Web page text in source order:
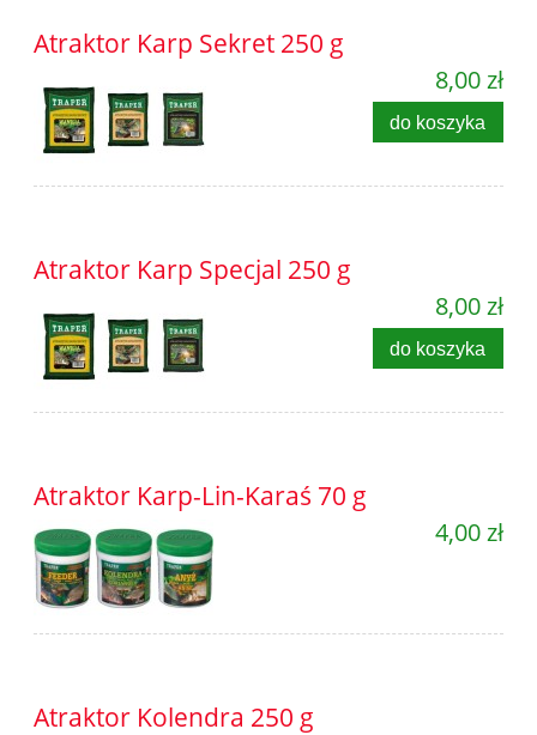
Atraktor Karp Sekret 250 g
8,00 zł
do koszyka
Atraktor Karp Specjal 250 g
8,00 zł
do koszyka
Atraktor Karp-Lin-Karaś 70 g
4,00 zł
Atraktor Kolendra 250 g